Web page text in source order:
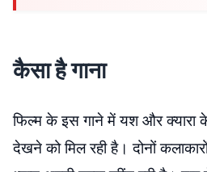
कैसा है गाना
फिल्म के इस गाने में यश और क्यारा
देखने को मिल रही है। दोनों